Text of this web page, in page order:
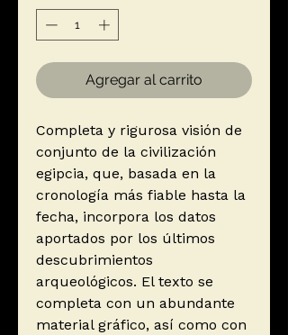
Agregar al carrito
Completa y rigurosa visión de
conjunto de la civilización
egipcia, que, basada en la
cronología más fiable hasta la
fecha, incorpora los datos
aportados por los últimos
descubrimientos
arqueológicos. El texto se
completa con un abundante
material gráfico, así como con